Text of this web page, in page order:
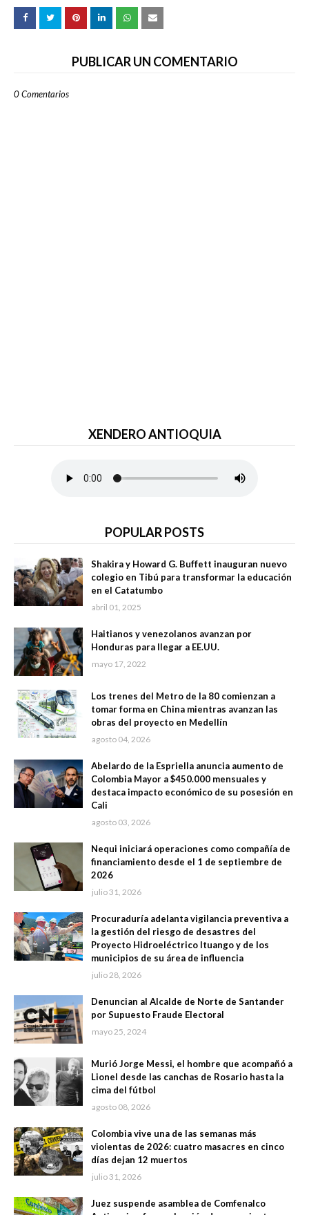
PUBLICAR UN COMENTARIO
0 Comentarios
XENDERO ANTIOQUIA
POPULAR POSTS
Shakira y Howard G. Buffett inauguran nuevo
colegio en Tibú para transformar la educación
en el Catatumbo
abril 01, 2025
Haitianos y venezolanos avanzan por
Honduras para llegar a EE.UU.
mayo 17, 2022
Los trenes del Metro de la 80 comienzan a
tomar forma en China mientras avanzan las
obras del proyecto en Medellín
agosto 04, 2026
Abelardo de la Espriella anuncia aumento de
Colombia Mayor a $450.000 mensuales y
destaca impacto económico de su posesión en
Cali
agosto 03, 2026
Nequi iniciará operaciones como compañía de
financiamiento desde el 1 de septiembre de
2026
julio 31, 2026
Procuraduría adelanta vigilancia preventiva a
la gestión del riesgo de desastres del
Proyecto Hidroeléctrico Ituango y de los
municipios de su área de influencia
julio 28, 2026
Denuncian al Alcalde de Norte de Santander
por Supuesto Fraude Electoral
mayo 25, 2024
Murió Jorge Messi, el hombre que acompañó a
Lionel desde las canchas de Rosario hasta la
cima del fútbol
agosto 08, 2026
Colombia vive una de las semanas más
violentas de 2026: cuatro masacres en cinco
días dejan 12 muertos
julio 31, 2026
Juez suspende asamblea de Comfenalco